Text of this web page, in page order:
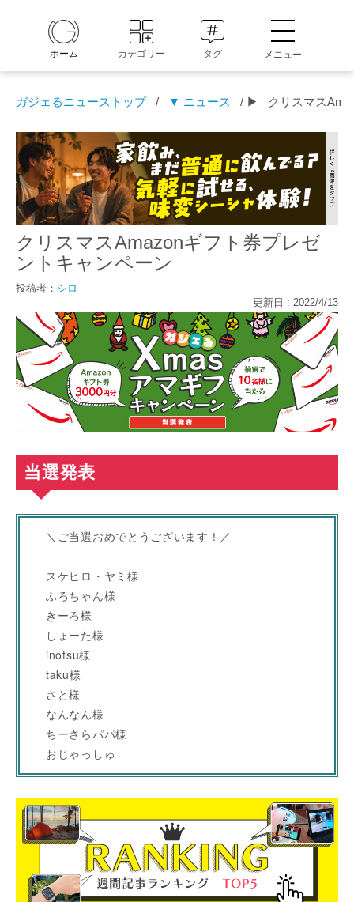
ホーム カテゴリー タグ メニュー
ガジェるニューストップ / ▼ ニュース / ▶ クリスマス
クリスマスAmazonギフト券プレゼ
ントキャンペーン
投稿者： シロ
更新日 : 2022/4/13
当選発表
＼ご当選おめでとうございます！／
スケヒロ・ヤミ様
ふろちゃん様
きーろ様
しょーた様
inotsu様
taku様
さと様
なんなん様
ちーさらパパ様
おじゃっしゅ